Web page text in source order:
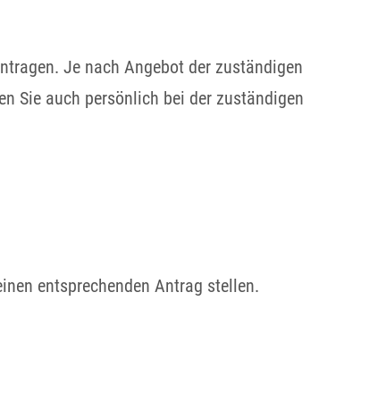
Je nach Angebot der zuständigen
Sie auch persönlich bei der zuständigen
entsprechenden Antrag stellen.